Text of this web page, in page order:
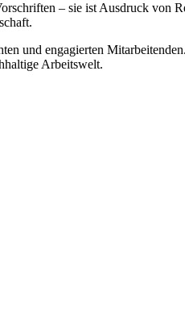
– sie ist Ausdruck von
und engagierten
Arbeitswelt.